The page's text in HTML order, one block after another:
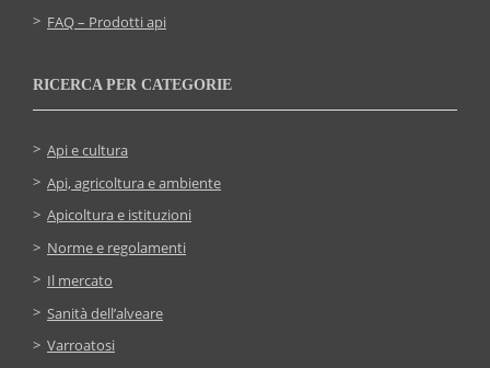
FAQ – Prodotti api
RICERCA PER CATEGORIE
Api e cultura
Api, agricoltura e ambiente
Apicoltura e istituzioni
Norme e regolamenti
Il mercato
Sanità dell’alveare
Varroatosi